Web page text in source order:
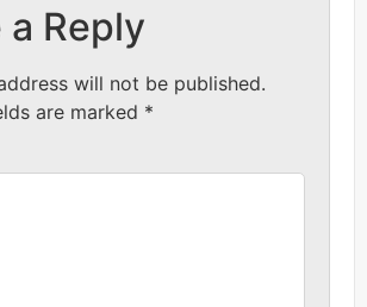
a Reply
will not be published.
are marked *